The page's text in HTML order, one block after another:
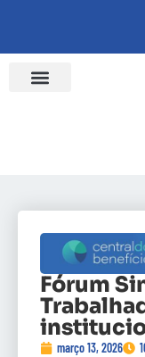
Fórum
março 13, 2026